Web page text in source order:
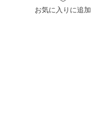
お気に入りに追加